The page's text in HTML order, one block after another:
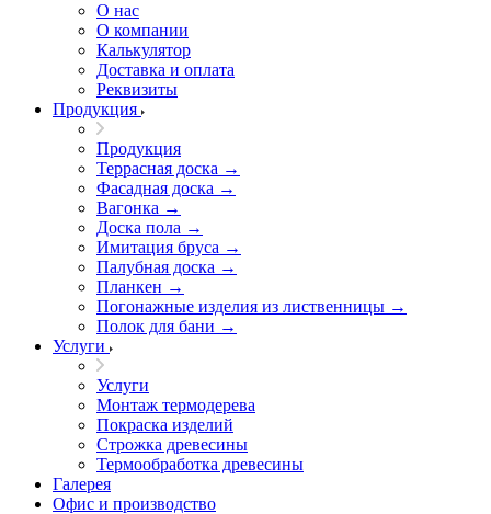
О нас
О компании
Калькулятор
Доставка и оплата
Реквизиты
Продукция
Продукция
Террасная доска →
Фасадная доска →
Вагонка →
Доска пола →
Имитация бруса →
Палубная доска →
Планкен →
Погонажные изделия из лиственницы →
Полок для бани →
Услуги
Услуги
Монтаж термодерева
Покраска изделий
Строжка древесины
Термообработка древесины
Галерея
Офис и производство